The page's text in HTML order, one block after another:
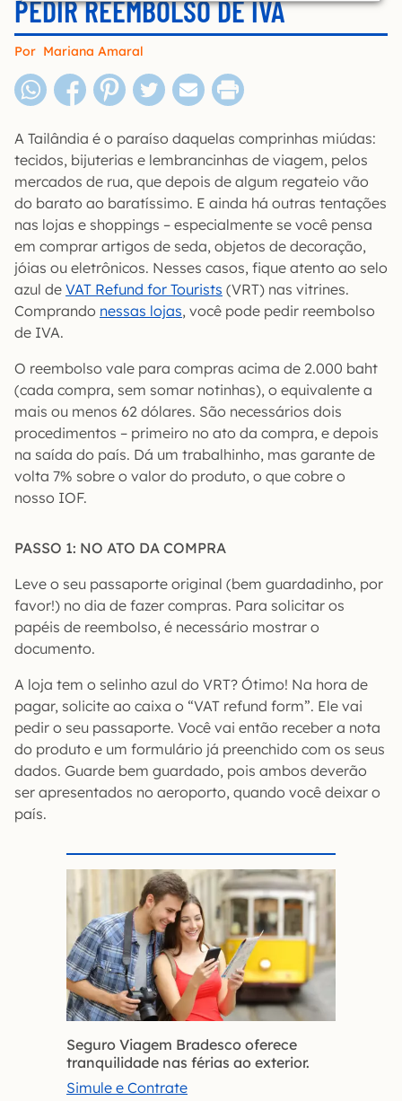
PEDIR REEMBOLSO DE IVA
Por Mariana Amaral
A Tailândia é o paraíso daquelas comprinhas miúdas:
tecidos, bijuterias e lembrancinhas de viagem, pelos
mercados de rua, que depois de algum regateio vão
do barato ao baratíssimo. E ainda há outras tentações
nas lojas e shoppings – especialmente se você pensa
em comprar artigos de seda, objetos de decoração,
jóias ou eletrônicos. Nesses casos, fique atento ao selo
azul de VAT Refund for Tourists (VRT) nas vitrines.
Comprando nessas lojas, você pode pedir reembolso
de IVA.
O reembolso vale para compras acima de 2.000 baht
(cada compra, sem somar notinhas), o equivalente a
mais ou menos 62 dólares. São necessários dois
procedimentos – primeiro no ato da compra, e depois
na saída do país. Dá um trabalhinho, mas garante de
volta 7% sobre o valor do produto, o que cobre o
nosso IOF.
PASSO 1: NO ATO DA COMPRA
Leve o seu passaporte original (bem guardadinho, por
favor!) no dia de fazer compras. Para solicitar os
papéis de reembolso, é necessário mostrar o
documento.
A loja tem o selinho azul do VRT? Ótimo! Na hora de
pagar, solicite ao caixa o “VAT refund form”. Ele vai
pedir o seu passaporte. Você vai então receber a nota
do produto e um formulário já preenchido com os seus
dados. Guarde bem guardado, pois ambos deverão
ser apresentados no aeroporto, quando você deixar o
país.
Seguro Viagem Bradesco oferece
tranquilidade nas férias ao exterior.
Simule e Contrate